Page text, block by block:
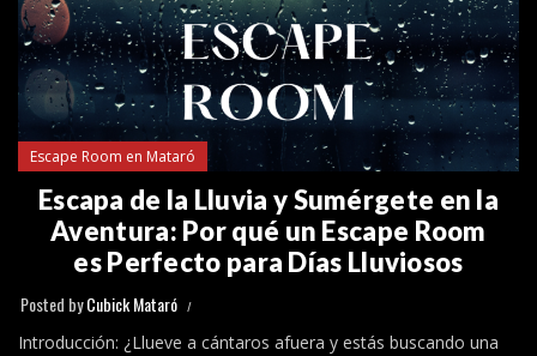
Escape Room en Mataró
Escapa de la Lluvia y Sumérgete en la
Aventura: Por qué un Escape Room
es Perfecto para Días Lluviosos
Posted byCubick Mataró
Introducción: ¿Llueve a cántaros afuera y estás buscando una